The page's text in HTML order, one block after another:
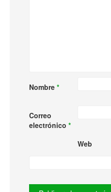
Nombre *
Correo
electrónico *
Web